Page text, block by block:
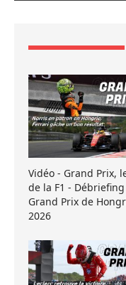
Vidéo - Grand Prix,
de la F1 -
Grand Prix de
2026